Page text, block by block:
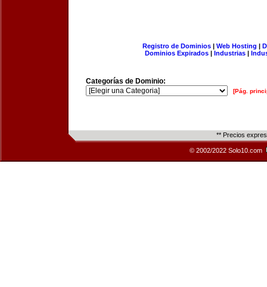
Registro de Dominios| Web Hosting |
Dominios Expirados | Industrias |
Categorías de Dominio:
[Pág.
** Precios
© 2002/2022 Solo10.com